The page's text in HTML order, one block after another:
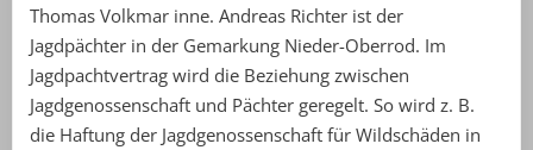
Thomas Volkmar inne. Andreas Richter ist der
Jagdpächter in der Gemarkung Nieder-Oberrod. Im
Jagdpachtvertrag wird die Beziehung zwischen
Jagdgenossenschaft und Pächter geregelt. So wird z. B.
die Haftung der Jagdgenossenschaft für Wildschäden in